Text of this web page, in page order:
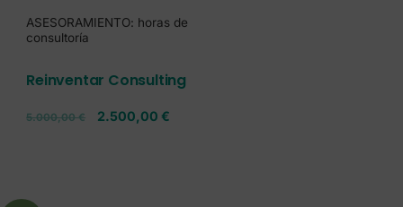
ASESORAMIENTO: horas de
consultoría
Reinventar Consulting
5.000,00€ 2.500,00 €